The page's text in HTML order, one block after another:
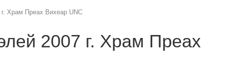
Храм Преах Вихеар UNC
2007 г. Храм Преах